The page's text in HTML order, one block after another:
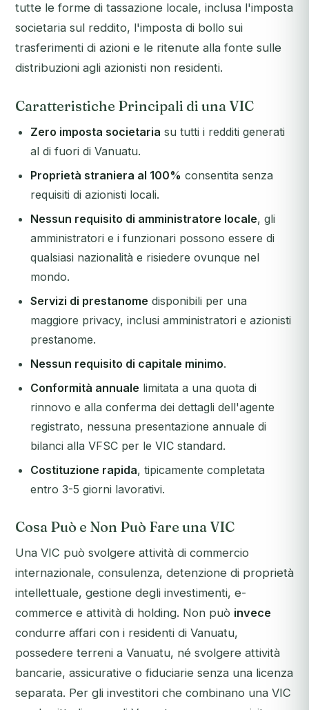
tutte le forme di tassazione locale, inclusa l'imposta
societaria sul reddito, l'imposta di bollo sui
trasferimenti di azioni e le ritenute alla fonte sulle
distribuzioni agli azionisti non residenti.
Caratteristiche Principali di una VIC
Zero imposta societaria su tutti i redditi generati
al di fuori di Vanuatu.
Proprietà straniera al 100% consentita senza
requisiti di azionisti locali.
Nessun requisito di amministratore locale, gli
amministratori e i funzionari possono essere di
qualsiasi nazionalità e risiedere ovunque nel
mondo.
Servizi di prestanome disponibili per una
maggiore privacy, inclusi amministratori e azionisti
prestanome.
Nessun requisito di capitale minimo.
Conformità annuale limitata a una quota di
rinnovo e alla conferma dei dettagli dell'agente
registrato, nessuna presentazione annuale di
bilanci alla VFSC per le VIC standard.
Costituzione rapida, tipicamente completata
entro 3-5 giorni lavorativi.
Cosa Può e Non Può Fare una VIC
Una VIC può svolgere attività di commercio
internazionale, consulenza, detenzione di proprietà
intellettuale, gestione degli investimenti, e-
commerce e attività di holding. Non può invece
condurre affari con i residenti di Vanuatu,
possedere terreni a Vanuatu, né svolgere attività
bancarie, assicurative o fiduciarie senza una licenza
separata. Per gli investitori che combinano una VIC